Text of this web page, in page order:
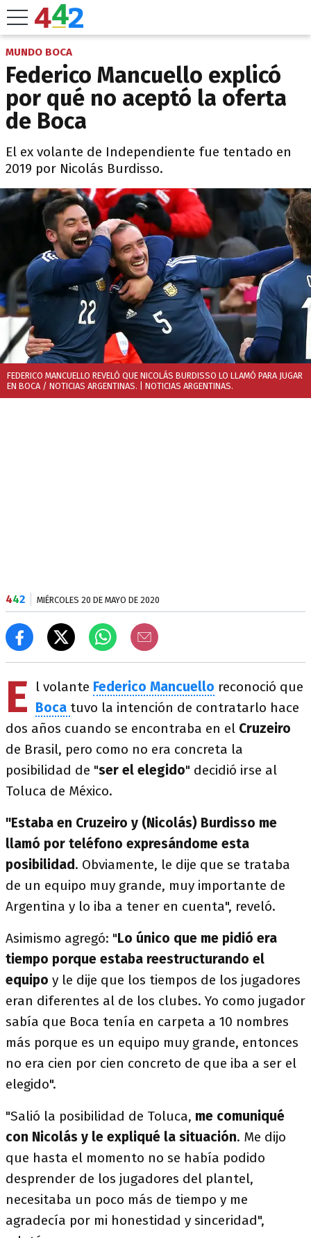
MUNDO BOCA
Federico Mancuello explicó
por qué no aceptó la oferta
de Boca
El ex volante de Independiente fue tentado en
2019 por Nicolás Burdisso.
FEDERICO MANCUELLO REVELÓ QUE NICOLÁS BURDISSO LO LLAMÓ PARA JUGAR
EN BOCA / NOTICIAS ARGENTINAS. | NOTICIAS ARGENTINAS.
442 MIÉRCOLES 20 DE MAYO DE 2020
E l volante Federico Mancuello reconoció que
Boca tuvo la intención de contratarlo hace
dos años cuando se encontraba en el Cruzeiro
de Brasil, pero como no era concreta la
posibilidad de "ser el elegido" decidió irse al
Toluca de México.
"Estaba en Cruzeiro y (Nicolás) Burdisso me
llamó por teléfono expresándome esta
posibilidad. Obviamente, le dije que se trataba
de un equipo muy grande, muy importante de
Argentina y lo iba a tener en cuenta", reveló.
Asimismo agregó: "Lo único que me pidió era
tiempo porque estaba reestructurando el
equipo y le dije que los tiempos de los jugadores
eran diferentes al de los clubes. Yo como jugador
sabía que Boca tenía en carpeta a 10 nombres
más porque es un equipo muy grande, entonces
no era cien por cien concreto de que iba a ser el
elegido".
"Salió la posibilidad de Toluca, me comuniqué
con Nicolás y le expliqué la situación. Me dijo
que hasta el momento no se había podido
desprender de los jugadores del plantel,
necesitaba un poco más de tiempo y me
agradecía por mi honestidad y sinceridad",